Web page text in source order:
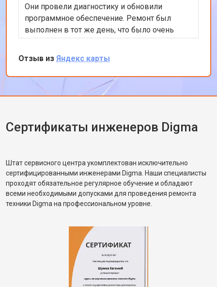
Они провели диагностику и обновили
программное обеспечение. Ремонт был
выполнен в тот же день, что было очень
удобно. Теперь планшет работает гораздо
быстрее. Я доволен качеством
обслуживания и профессионализмом
персонала. Спасибо за отличную работу!
Отзыв из Яндекс карты
Сертификаты инженеров Digma
Штат сервисного центра укомплектован исключительно
сертифицированными инженерами Digma. Наши специалисты
проходят обязательное регулярное обучение и обладают
всеми необходимыми допусками для проведения ремонта
техники Digma на профессиональном уровне.